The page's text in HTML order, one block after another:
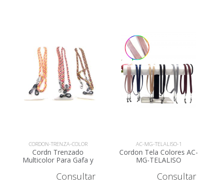
CORDON-TRENZA-COLOR
Cordn Trenzado
Multicolor Para Gafa y
TRENZACOLOR
Consultar
AC-MG-TELALISO-1
Cordon Tela Colores AC-
MG-TELALISO
Consultar